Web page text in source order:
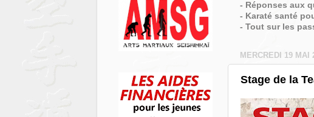
- Réponses aux
- Karaté santé
- Tout sur les
MERCREDI 19 MAI
Stage de la